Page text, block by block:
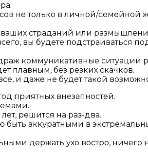
не только в личной/семейной
ваших страданий или
вы будете подстраиваться
коммуникативные ситуации
плавным, без резких скачков.
и даже не будет такой
приятных внезапностей.
решится на раз-два.
аккуратными в
держать ухо востро, ничего